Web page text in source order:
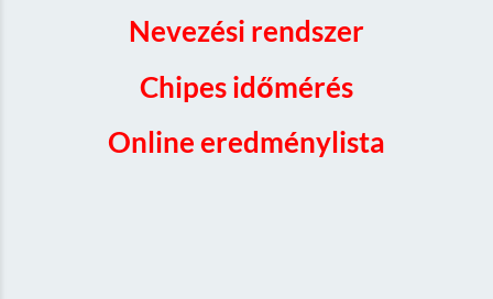
Nevezési rendszer
Chipes időmérés
Online eredménylista